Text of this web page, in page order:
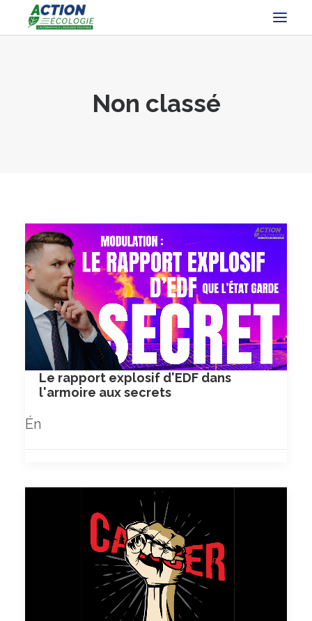
Non classé
Le rapport explosif d'EDF dans
l'armoire aux secrets
Én